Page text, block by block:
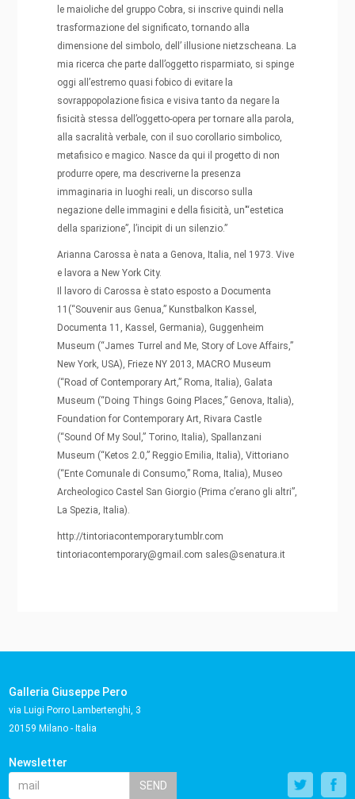
le maioliche del gruppo Cobra, si inscrive quindi nella
trasformazione del significato, tornando alla
dimensione del simbolo, dell’ illusione nietzscheana. La
mia ricerca che parte dall’oggetto risparmiato, si spinge
oggi all’estremo quasi fobico di evitare la
sovrappopolazione fisica e visiva tanto da negare la
fisicità stessa dell’oggetto-opera per tornare alla parola,
alla sacralità verbale, con il suo corollario simbolico,
metafisico e magico. Nasce da qui il progetto di non
produrre opere, ma descriverne la presenza
immaginaria in luoghi reali, un discorso sulla
negazione delle immagini e della fisicità, un’“estetica
della sparizione”, l’incipit di un silenzio.”
Arianna Carossa è nata a Genova, Italia, nel 1973. Vive
e lavora a New York City.
Il lavoro di Carossa è stato esposto a Documenta
11(“Souvenir aus Genua,” Kunstbalkon Kassel,
Documenta 11, Kassel, Germania), Guggenheim
Museum (“James Turrel and Me, Story of Love Affairs,”
New York, USA), Frieze NY 2013, MACRO Museum
(“Road of Contemporary Art,” Roma, Italia), Galata
Museum (“Doing Things Going Places,” Genova, Italia),
Foundation for Contemporary Art, Rivara Castle
(“Sound Of My Soul,” Torino, Italia), Spallanzani
Museum (“Ketos 2.0,” Reggio Emilia, Italia), Vittoriano
(“Ente Comunale di Consumo,” Roma, Italia), Museo
Archeologico Castel San Giorgio (Prima c’erano gli altri”,
La Spezia, Italia).
http://tintoriacontemporary.tumblr.com
tintoriacontemporary@gmail.com sales@senatura.it
Galleria Giuseppe Pero
via Luigi Porro Lambertenghi, 3
20159 Milano - Italia
Newsletter
SEND